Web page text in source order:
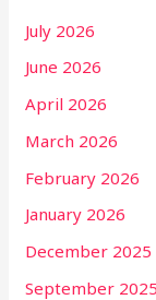
July 2026
June 2026
April 2026
March 2026
February 2026
January 2026
December 2025
September 2025